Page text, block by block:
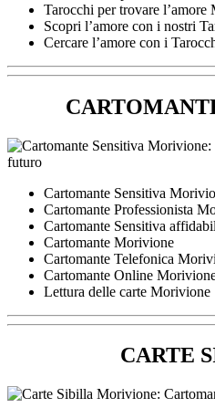
Tarocchi per trovare l’amore
Scopri l’amore con i nostri
Cercare l’amore con i
Cartomante Sensitiva
Cartomante Professionista
Cartomante Sensitiva
Cartomante Morivione
Cartomante Telefonica
Cartomante Online
Lettura delle carte Morivione
CARTE